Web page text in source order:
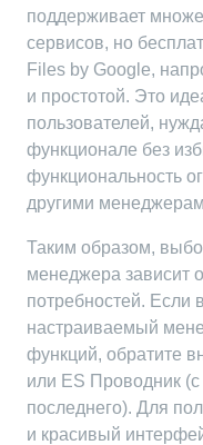
поддерживает
сервисов, но
Files by Google,
и простотой. Это
пользователей,
функционале без
функциональность
другими
Таким образом,
менеджера зависит
потребностей.
настраиваемый
функций, обратите
или ES Проводник (с
последнего). Для
и красивый